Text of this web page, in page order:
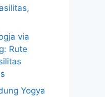
via
Rute
Yogya